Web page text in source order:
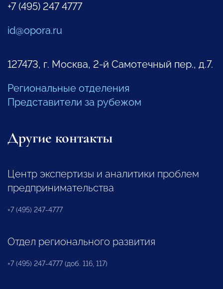
+7 (495) 247 4777
id@opora.ru
127473, г. Москва, 2-й Самотечный пер., д.7.
Региональные отделения
Представители за рубежом
Другие контакты
Центр экспертизы и аналитики проблем
предпринимательства
+7 (495) 247-4777
Отдел регионального развития
+7 (495) 247-4777 (доб. 116, 117)